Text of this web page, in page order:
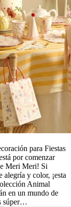
para Fiestas
por comenzar
Meri Meri! Si
alegría y color, ¡esta
Animal
en un mundo de
súper…